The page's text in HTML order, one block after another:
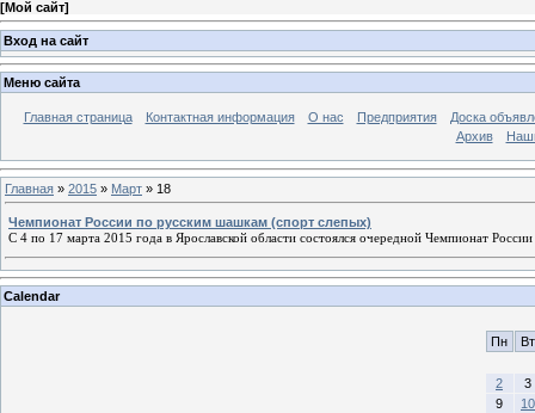
[Мой сайт]
Вход на сайт
Меню сайта
Главная страница Контактная информация О нас Предприятия
Доска
Архив
Главная » 2015 » Март » 18
Чемпионат России по русским шашкам (спорт слепых)
С 4 по 17 марта 2015 года в Ярославской области состоялся очередной Чемпионат
Calendar
Пн Вт
2
3
9
10